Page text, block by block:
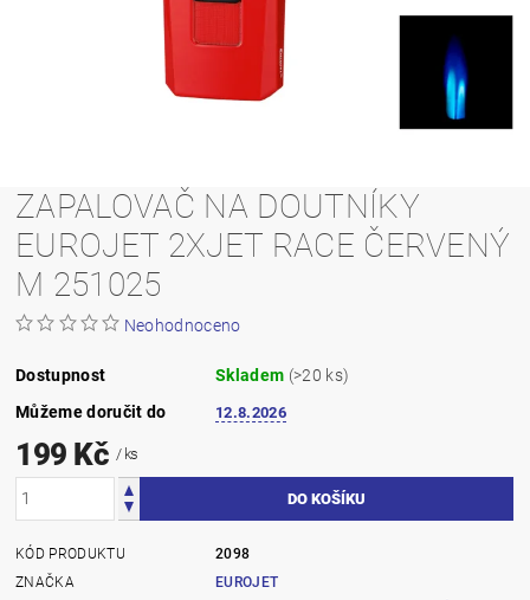
ZAPALOVAČ NA DOUTNÍKY
EUROJET 2XJET RACE ČERVENÝ
M 251025
Neohodnoceno
Dostupnost Skladem (>20 ks)
Můžeme doručit do
12.8.2026
199 Kč / ks
KÓD PRODUKTU
2098
ZNAČKA
EUROJET